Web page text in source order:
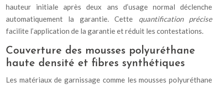
hauteur initiale après deux ans d’usage normal déclenche
automatiquement la garantie. Cette quantification précise
facilite l’application de la garantie et réduit les contestations.
Couverture des mousses polyuréthane
haute densité et fibres synthétiques
Les matériaux de garnissage comme les mousses polyuréthane